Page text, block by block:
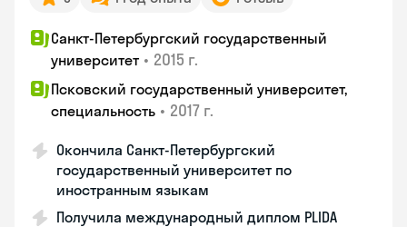
Санкт-Петербургский государственный
университет • 2015 г.
Псковский государственный университет,
специальность • 2017 г.
Окончила Санкт-Петербургский
государственный университет по
иностранным языкам
Получила международный диплом PLIDA